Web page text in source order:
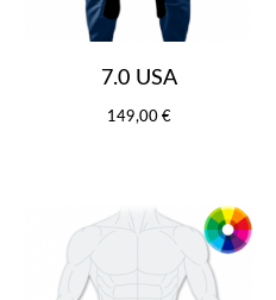
7.0 USA
149,00 €